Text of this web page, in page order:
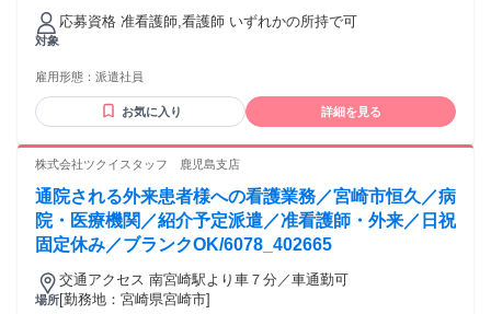
手当(25%割増) 年末年始手当 給与詳細: 経験を考慮の上決定
昇給（前年度実績）: あり：実績による 締日・支払日（支払
対象
応募資格 准看護師,看護師 いずれかの所持で可
雇用形態： 派遣社員
お気に入り 詳細を見る
株式会社ツクイスタッフ 鹿児島支店
通院される外来患者様への看護業務／宮崎市恒久／病
院・医療機関／紹介予定派遣／准看護師・外来／日祝
固定休み／ブランクOK/6078_402665
場所
交通アクセス 南宮崎駅より車７分／車通勤可
[勤務地：宮崎県宮崎市]